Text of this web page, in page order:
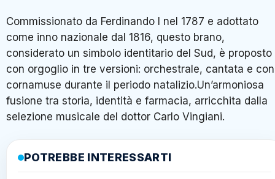
Commissionato da Ferdinando I nel 1787 e adottato
come inno nazionale dal 1816, questo brano,
considerato un simbolo identitario del Sud, è proposto
con orgoglio in tre versioni: orchestrale, cantata e con
cornamuse durante il periodo natalizio.Un’armoniosa
fusione tra storia, identità e farmacia, arricchita dalla
selezione musicale del dottor Carlo Vingiani.
POTREBBE INTERESSARTI